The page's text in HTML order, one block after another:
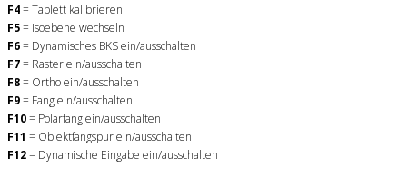
F4= Tablett kalibrieren
F5= Isoebene wechseln
F6= Dynamisches BKS ein/ausschalten
F7= Raster ein/ausschalten
F8= Ortho ein/ausschalten
F9= Fang ein/ausschalten
F10= Polarfang ein/ausschalten
F11 = Objektfangspur ein/ausschalten
F12= Dynamische Eingabe ein/ausschalten